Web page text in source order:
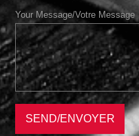
Your Message/Votre Message